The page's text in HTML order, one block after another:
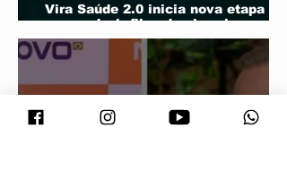
Vira Saúde 2.0 inicia nova etapa
para reduzir filas de cirurgias
eletivas